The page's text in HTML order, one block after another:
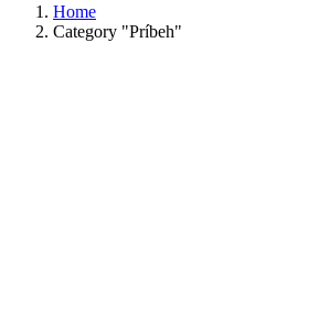
Home
Category "Príbeh"